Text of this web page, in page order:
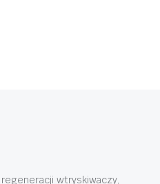
wtryskiwaczy,